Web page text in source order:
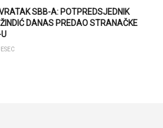
SBB-A: POTPREDSJEDNIK
DANAS PREDAO STRANAČKE